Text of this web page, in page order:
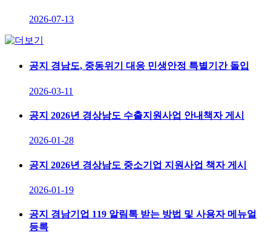
2026-07-13
공지 경남도, 중동위기 대응 민생안정 특별기간 돌입
2026-03-11
공지 2026년 경상남도 수출지원사업 안내책자 게시
2026-01-28
공지 2026년 경상남도 중소기업 지원사업 책자 게시
2026-01-19
공지 경남기업 119 알림톡 받는 방법 및 사용자 메뉴얼
등록